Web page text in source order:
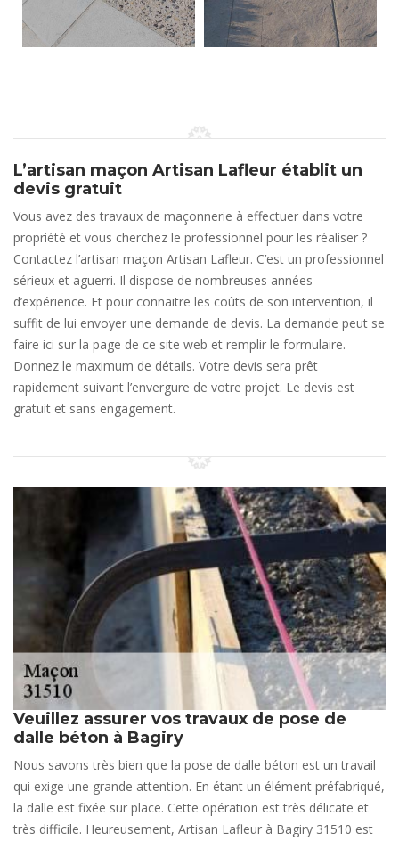
L’artisan maçon Artisan Lafleur établit un
devis gratuit
Vous avez des travaux de maçonnerie à effectuer dans votre
propriété et vous cherchez le professionnel pour les réaliser ?
Contactez l’artisan maçon Artisan Lafleur. C’est un professionnel
sérieux et aguerri. Il dispose de nombreuses années
d’expérience. Et pour connaitre les coûts de son intervention, il
suffit de lui envoyer une demande de devis. La demande peut se
faire ici sur la page de ce site web et remplir le formulaire.
Donnez le maximum de détails. Votre devis sera prêt
rapidement suivant l’envergure de votre projet. Le devis est
gratuit et sans engagement.
Veuillez assurer vos travaux de pose de
dalle béton à Bagiry
Nous savons très bien que la pose de dalle béton est un travail
qui exige une grande attention. En étant un élément préfabriqué,
la dalle est fixée sur place. Cette opération est très délicate et
très difficile. Heureusement, Artisan Lafleur à Bagiry 31510 est